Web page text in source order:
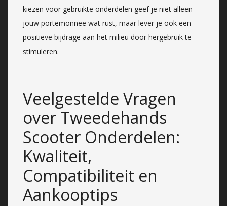
kiezen voor gebruikte onderdelen geef je niet alleen
jouw portemonnee wat rust, maar lever je ook een
positieve bijdrage aan het milieu door hergebruik te
stimuleren.
Veelgestelde Vragen
over Tweedehands
Scooter Onderdelen:
Kwaliteit,
Compatibiliteit en
Aankooptips